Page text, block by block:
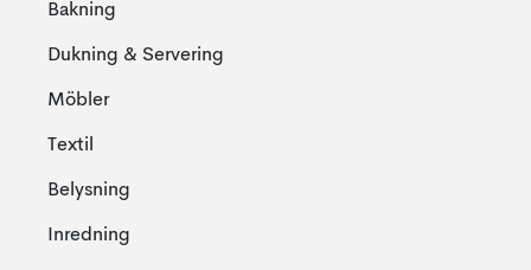
Bakning
Dukning & Servering
Möbler
Textil
Belysning
Inredning